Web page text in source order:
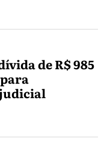
de R$ 985